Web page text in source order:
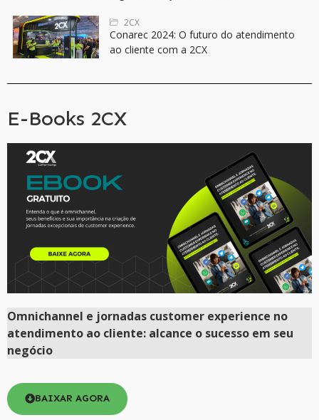
2CX
Conarec 2024: O futuro do atendimento
ao cliente com a 2CX
E-Books 2CX
Omnichannel e jornadas customer experience no
atendimento ao cliente: alcance o sucesso em seu
negócio
BAIXAR AGORA